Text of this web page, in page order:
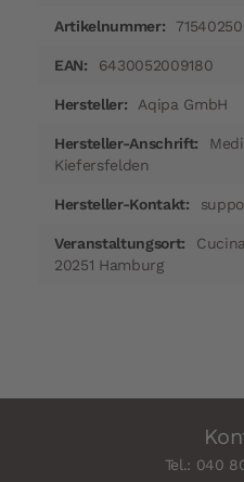
6430052009180
Aqipa GmbH
Kiefersfelden
20251 Hamburg
Tel.: 040